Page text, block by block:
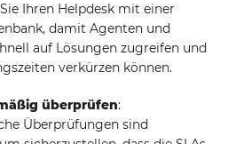
Ihren Helpdesk mit einer
damit Agenten und
auf Lösungen zugreifen und
verkürzen können.
überprüfen:
Überprüfungen sind